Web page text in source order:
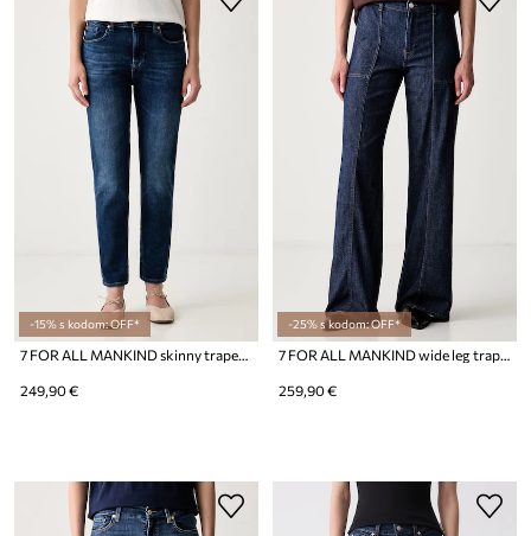
-15% s kodom: OFF*
7 FOR ALL MANKIND skinny traperice za žene
249,90 €
-25% s kodom: OFF*
7 FOR ALL MANKIND wide leg traperice za žene
259,90 €